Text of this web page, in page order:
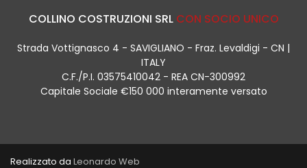
COLLINO COSTRUZIONI SRL CON SOCIO UNICO
Strada Vottignasco 4 - SAVIGLIANO - Fraz. Levaldigi - CN |
ITALY
C.F./P.I. 03575410042 - REA CN-300992
Capitale Sociale €150 000 interamente versato
Realizzato da Leonardo Web